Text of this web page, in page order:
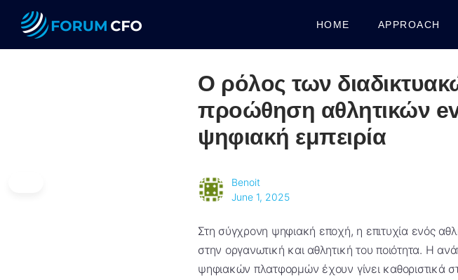
HOME APPROACH
Ο ρόλος των
προώθηση αθλητικών
ψηφιακή εμπειρία
Benoit
June 1, 2025
Στη σύγχρονη ψηφιακή εποχή, η επιτυχία ενός
στην οργανωτική και αθλητική του ποιότητα. Η
ψηφιακών πλατφορμών έχουν γίνει καθοριστικά